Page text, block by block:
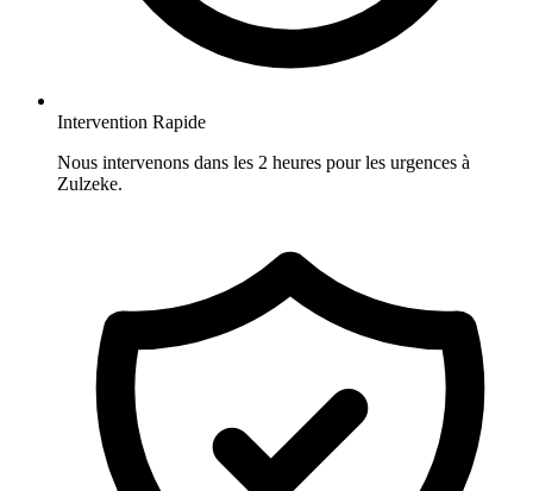
Intervention Rapide
Nous intervenons dans les 2 heures pour les urgences à
Zulzeke.